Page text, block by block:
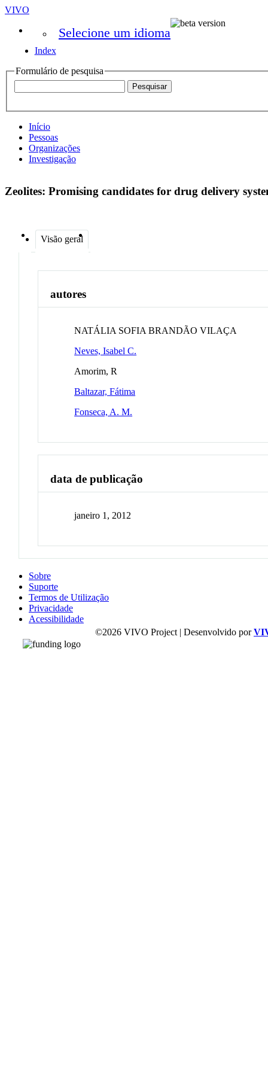
VIVO
Selecione um idioma
Index
Formulário de pesquisa
Início
Pessoas
Organizações
Investigação
Zeolites: Promising candidates for drug delivery
Visão geral
autores
NATÁLIA SOFIA BRANDÃO VILAÇA
Neves, Isabel C.
Amorim, R
Baltazar, Fátima
Fonseca, A. M.
data de publicação
janeiro 1, 2012
Sobre
Suporte
Termos de Utilização
Privacidade
Acessibilidade
©2026 VIVO Project | Desenvolvido por